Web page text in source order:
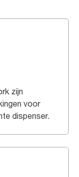
zijn
voor
dispenser.